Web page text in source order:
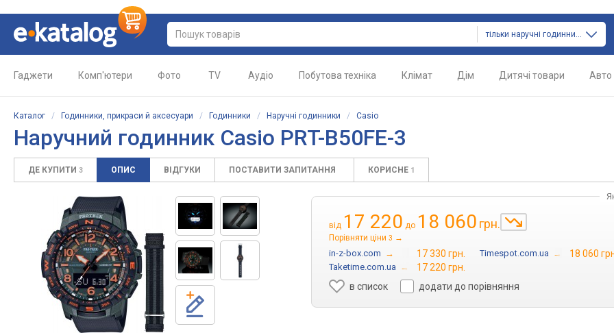
тільки наручні годинники
Гаджети Комп'ютери Фото TV Аудіо Побутова техніка Клімат Дім Дитячі товари Авто
Каталог / Годинники, прикраси й аксесуари / Годинники / Наручні годинники / Casio
Наручний годинник Casio PRT-B50FE-3
ДЕ КУПИТИ 3 ОПИС ВІДГУКИ ПОСТАВИТИ ЗАПИТАННЯ КОРИСНЕ 1
від 17 220 до 18 060 грн.
Порівняти ціни 3 →
in-z-box.com → 17 330 грн. Timespot.com.ua → 18 060
Taketime.com.ua →
17 220 грн.
в список
додати до порівняння